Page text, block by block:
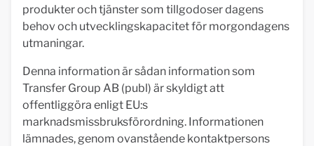
produkter och tjänster som tillgodoser dagens
behov och utvecklingskapacitet för morgondagens
utmaningar.
Denna information är sådan information som
Transfer Group AB (publ) är skyldigt att
offentliggöra enligt EU:s
marknadsmissbruksförordning. Informationen
lämnades, genom ovanstående kontaktpersons